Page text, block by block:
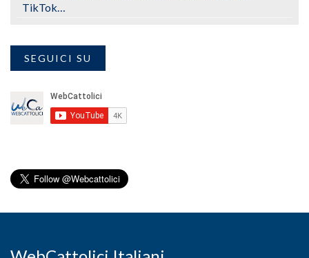
TikTok…
SEGUICI SU